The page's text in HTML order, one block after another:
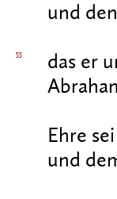
und
55
das er
Ehre
und